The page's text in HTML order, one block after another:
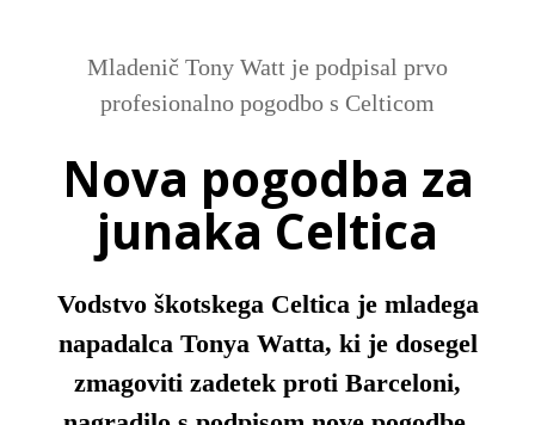
Mladenič Tony Watt je podpisal prvo
profesionalno pogodbo s Celticom
Nova pogodba za
junaka Celtica
Vodstvo škotskega Celtica je mladega
napadalca Tonya Watta, ki je dosegel
zmagoviti zadetek proti Barceloni,